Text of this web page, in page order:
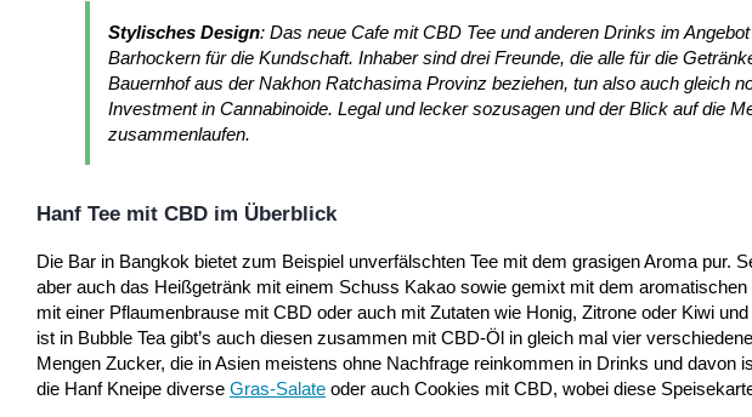
Stylisches Design: Das neue Cafe mit CBD Tee und anderen Drinks im
Barhockern für die Kundschaft. Inhaber sind drei Freunde, die alle für die
Bauernhof aus der Nakhon Ratchasima Provinz beziehen, tun also auch gleich
Investment in Cannabinoide. Legal und lecker sozusagen und der Blick auf die
zusammenlaufen.
Hanf Tee mit CBD im Überblick
Die Bar in Bangkok bietet zum Beispiel unverfälschten Tee mit dem grasigen Aroma pur.
aber auch das Heißgetränk mit einem Schuss Kakao sowie gemixt mit dem
mit einer Pflaumenbrause mit CBD oder auch mit Zutaten wie Honig, Zitrone oder Kiwi
ist in Bubble Tea gibt’s auch diesen zusammen mit CBD-Öl in gleich mal vier
Mengen Zucker, die in Asien meistens ohne Nachfrage reinkommen in Drinks und davon
die Hanf Kneipe diverse Gras-Salate oder auch Cookies mit CBD, wobei diese